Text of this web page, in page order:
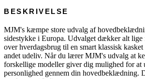
BESKRIVELSE
MJM's kæmpe store udvalg af
sidestykke i Europa. Udvalget dækker alt lige
over hverdagsbrug til en smart klassisk
andet udeliv. Når du lærer MJM's udvalg at
forskellige modeller giver dig mulighed for at
personlighed gennem din hovedbeklædning.